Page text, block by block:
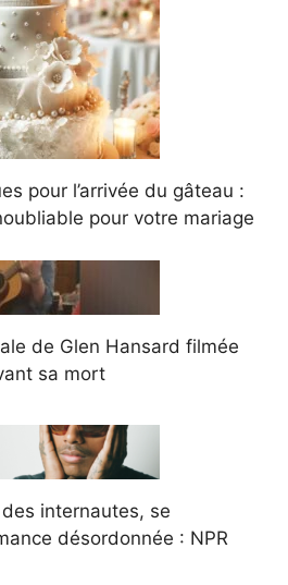
pour l’arrivée du gâteau :
pour votre mariage
de Glen Hansard filmée
sa mort
internautes, se
désordonnée : NPR